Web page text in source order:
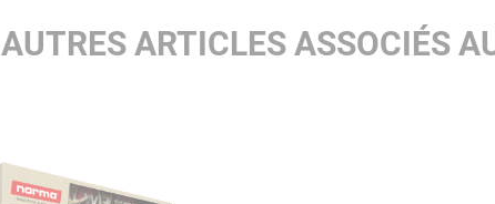
e0joulesm :4455 4455
AUTRES ARTICLES ASSOCIÉS